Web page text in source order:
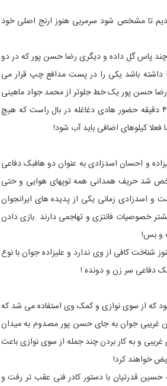
تا مشخص شود سرمربی هنوز ارنج اصلی خود
پاس گل داده و دیگری رضا حسن پور که در دو
داشته باشد یکی را در پست مدافع چپ قرار می
رضا حسن پور یک خط جلوتر از محمد جواد ماهینی
بازی میکرد تا با ساختن یک زوج تهاجمی شرایط برای ایرانجوان بهتر می شد.۴۵ دقیقه حضور هادی دغاغله در بال راست که هیچ
کیلوهای اضافی باید آب شود!
و احسان اسدزادی به عنوان دو هافبک دفاعی
شد حریف همدانی همه توپهای هوایی و حتی
و اسدزادی زمانی یکی از پدیده های ایرانجوان
خصوصیات فانتزی و تهاجمی دارند .بازی دادن
و بس!
شناخت کافی از وی ندارد و علیزاده جوان با نوع
دفاعی سر زن و دونده !
بود که از سوی نوازی و کمک وی استفاده می شد که
غریبی جوان به جای حسن پور مصدوم به میدان
و به کار بردن چند جمله از سوی نوازی باعث
خواهند کرد!
قدرتیان با دستور کادر فنی عقب تر رفت و